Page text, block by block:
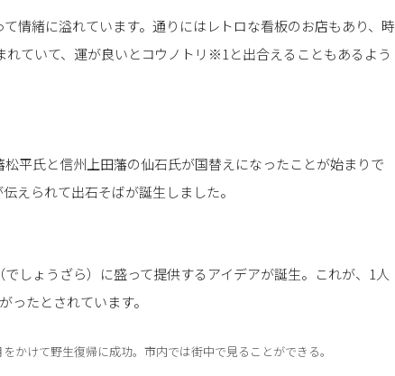
情緒に溢れています。通りにはレトロな看板のお店もあり、時
ていて、運が良いとコウノトリ※1と出合えることもあるよう
平氏と信州上田藩の仙石氏が国替えになったことが始まりで
えられて出石そばが誕生しました。
しょうざら）に盛って提供するアイデアが誕生。これが、1人
ったとされています。
かけて野生復帰に成功。市内では街中で見ることができる。